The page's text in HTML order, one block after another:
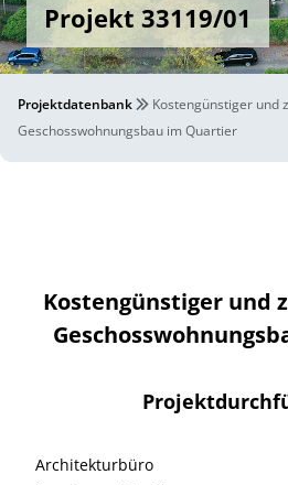
Projekt 33119/01
Projektdatenbank
Kostengünstiger und
Geschosswohnungsbau im Quartier
Kostengünstiger und
Architekturbüro